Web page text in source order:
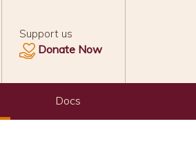
Support us
Donate Now
Docs